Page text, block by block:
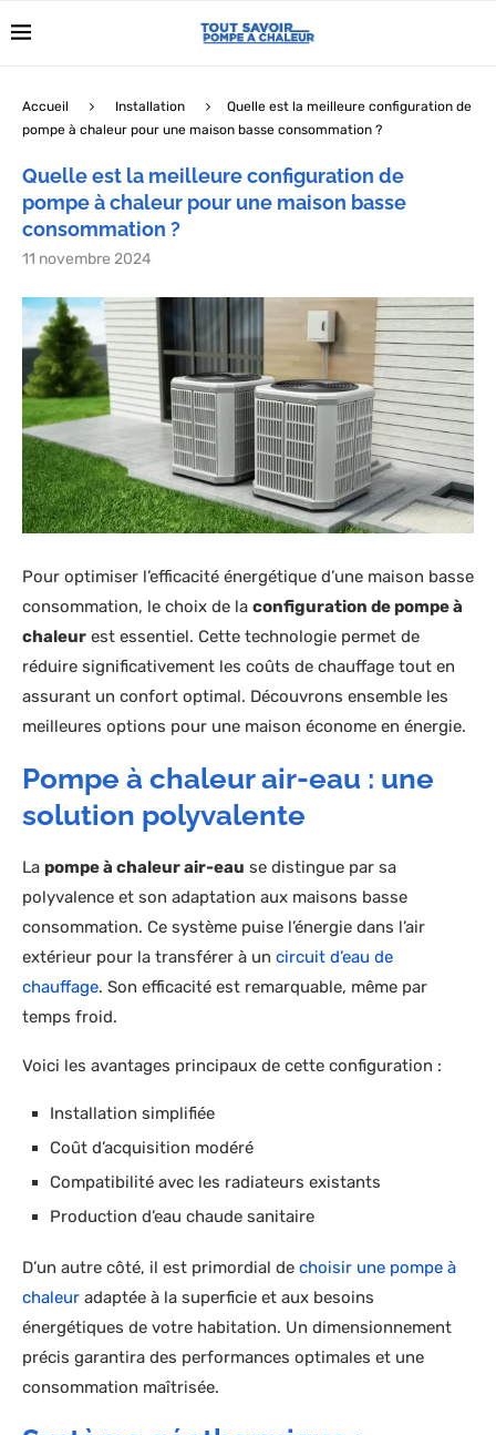
Accueil Installation
Quelle est la meilleure configuration de
pompe à chaleur pour une maison basse consommation ?
Quelle est la meilleure configuration de
pompe à chaleur pour une maison basse
consommation ?
11 novembre 2024
Pour optimiser l’efficacité énergétique d’une maison basse
consommation, le choix de la configuration de pompe à
chaleur est essentiel. Cette technologie permet de
réduire significativement les coûts de chauffage tout en
assurant un confort optimal. Découvrons ensemble les
meilleures options pour une maison économe en énergie.
Pompe à chaleur air-eau : une
solution polyvalente
La pompe à chaleur air-eau se distingue par sa
polyvalence et son adaptation aux maisons basse
consommation. Ce système puise l’énergie dans l’air
extérieur pour la transférer à un circuit d’eau de
chauffage. Son efficacité est remarquable, même par
temps froid.
Voici les avantages principaux de cette configuration :
Installation simplifiée
Coût d’acquisition modéré
Compatibilité avec les radiateurs existants
Production d’eau chaude sanitaire
D’un autre côté, il est primordial de choisir une pompe à
chaleur adaptée à la superficie et aux besoins
énergétiques de votre habitation. Un dimensionnement
précis garantira des performances optimales et une
consommation maîtrisée.